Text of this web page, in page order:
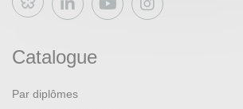
Bluesky
Catalogue
Par diplômes